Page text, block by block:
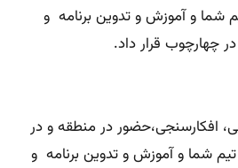
شما و آموزش و تدوین برنامه و
چهارچوب قرار داد.
افکارسنجی،حضور در منطقه و در
شما و آموزش و تدوین برنامه و